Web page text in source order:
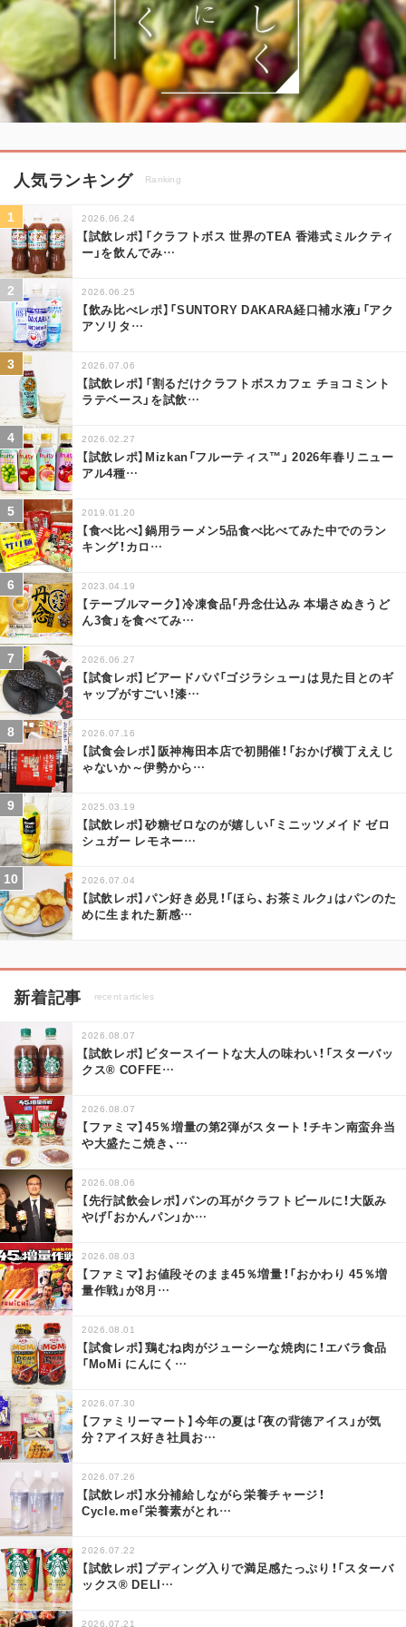
人気ランキング Ranking
2026.06.24
【試飲レポ】「クラフトボス 世界のTEA 香港式ミルクティ
ー」を飲んでみ…
2026.06.25
【飲み比べレポ】「SUNTORY DAKARA経口補水液」「アク
アソリタ…
2026.07.06
【試飲レポ】「割るだけクラフトボスカフェ チョコミント
ラテベース」を試飲…
2026.02.27
【試飲レポ】Mizkan「フルーティス™」 2026年春リニュー
アル4種…
2019.01.20
【食べ比べ】鍋用ラーメン5品食べ比べてみた中でのラン
キング！カロ …
2023.04.19
【テーブルマーク】冷凍食品「丹念仕込み 本場さぬきうど
ん3食」を食べてみ…
2026.06.27
【試食レポ】ビアードパパ「ゴジラシュー」は見た目とのギ
ャップがすごい！漆…
2026.07.16
【試食会レポ】阪神梅田本店で初開催！「おかげ横丁ええじ
ゃないか～伊勢から…
2025.03.19
【試飲レポ】砂糖ゼロなのが嬉しい「ミニッツメイド ゼロ
シュガー レモネー…
2026.07.04
【試飲レポ】パン好き必見！「ほら、お茶ミルク」はパンのた
めに生まれた新感…
新着記事 recent articles
2026.08.07
【試飲レポ】ビタースイートな大人の味わい！「スターバッ
クス® COFFE…
2026.08.07
【ファミマ】45％増量の第2弾がスタート！チキン南蛮弁当
や大盛たこ焼き、 …
2026.08.06
【先行試飲会レポ】パンの耳がクラフトビールに！大阪み
やげ「おかんパン」か…
2026.08.03
【ファミマ】お値段そのまま45％増量！「おかわり 45％増
量作戦」が8月 …
2026.08.01
【試食レポ】鶏むね肉がジューシーな焼肉に！エバラ食品
「MoMi にんにく …
2026.07.30
【ファミリーマート】今年の夏は「夜の背徳アイス」が気
分？アイス好き社員お…
2026.07.26
【試飲レポ】水分補給しながら栄養チャージ！
Cycle.me「栄養素がとれ…
2026.07.22
【試飲レポ】プディング入りで満足感たっぷり！「スターバ
ックス® DELI…
2026.07.21